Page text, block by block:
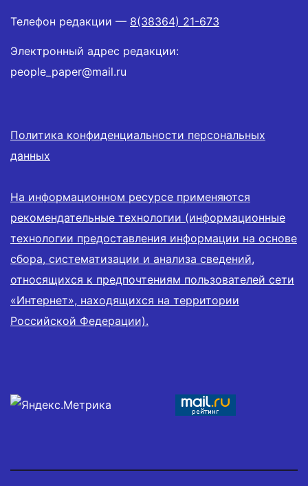
Телефон редакции — 8(38364) 21-673
Электронный адрес редакции:
people_paper@mail.ru
Политика конфиденциальности персональных
данных
На информационном ресурсе применяются
рекомендательные технологии (информационные
технологии предоставления информации на основе
сбора, систематизации и анализа сведений,
относящихся к предпочтениям пользователей сети
«Интернет», находящихся на территории
Российской Федерации).